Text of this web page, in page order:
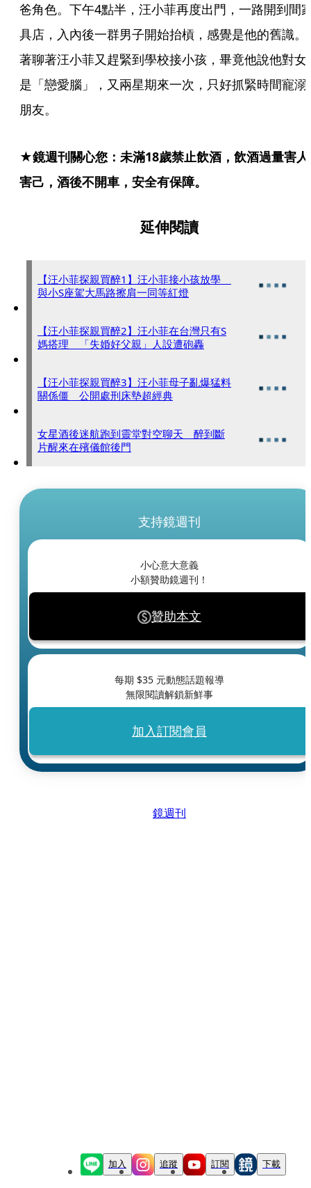
爸角色。下午4點半，汪小菲再度出門，一路開到間
具店，入內後一群男子開始抬槓，感覺是他的舊識。
著聊著汪小菲又趕緊到學校接小孩，畢竟他說他對女
是「戀愛腦」，又兩星期來一次，只好抓緊時間寵溺
朋友。
★鏡週刊關心您：未滿18歲禁止飲酒，飲酒過量害人
害己，酒後不開車，安全有保障。
延伸閱讀
【汪小菲探親買醉1】汪小菲接小孩放學
與小S座駕大馬路擦肩一同等紅燈
【汪小菲探親買醉2】汪小菲在台灣只有S
媽搭理 「失婚好父親」人設遭砲轟
【汪小菲探親買醉3】汪小菲母子亂爆猛料
關係僵 公開處刑床墊超經典
女星酒後迷航跑到靈堂對空聊天 醉到斷
片醒來在殯儀館後門
支持鏡週刊
小心意大意義
小額贊助鏡週刊！
贊助本文
每期 $35 元動態話題報導
無限閱讀解鎖新鮮事
加入訂閱會員
鏡週刊
加入 追蹤 訂閱 下載